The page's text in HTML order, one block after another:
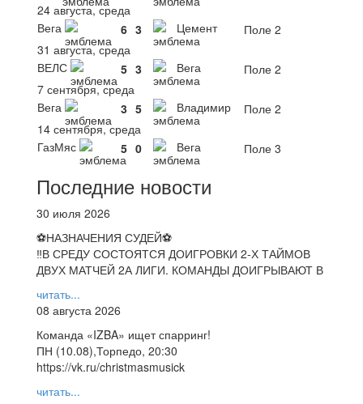
24 августа, среда
Вега
6 3 Цемент
Поле 2
31 августа, среда
ВЕЛС
5 3 Вега
Поле 2
7 сентября, среда
Вега
3 5 Владимир
Поле 2
14 сентября, среда
ГазМяс
5 0 Вега Поле 3
Последние новости
30 июля 2026
⚽НАЗНАЧЕНИЯ СУДЕЙ⚽
‼В СРЕДУ СОСТОЯТСЯ ДОИГРОВКИ 2-Х ТАЙМОВ
ДВУХ МАТЧЕЙ 2А ЛИГИ. КОМАНДЫ ДОИГРЫВАЮТ В
читать...
08 августа 2026
Команда «IZBA» ищет спарринг!
ПН (10.08),Торпедо, 20:30
https://vk.ru/christmasmusick
читать...